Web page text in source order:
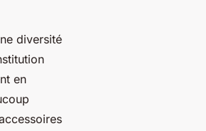
diversité
en